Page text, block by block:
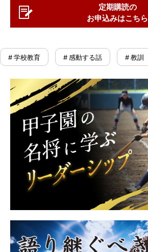
定期購読の
お申込みはこちら
# 学校教育 # 感動する話 # 教訓